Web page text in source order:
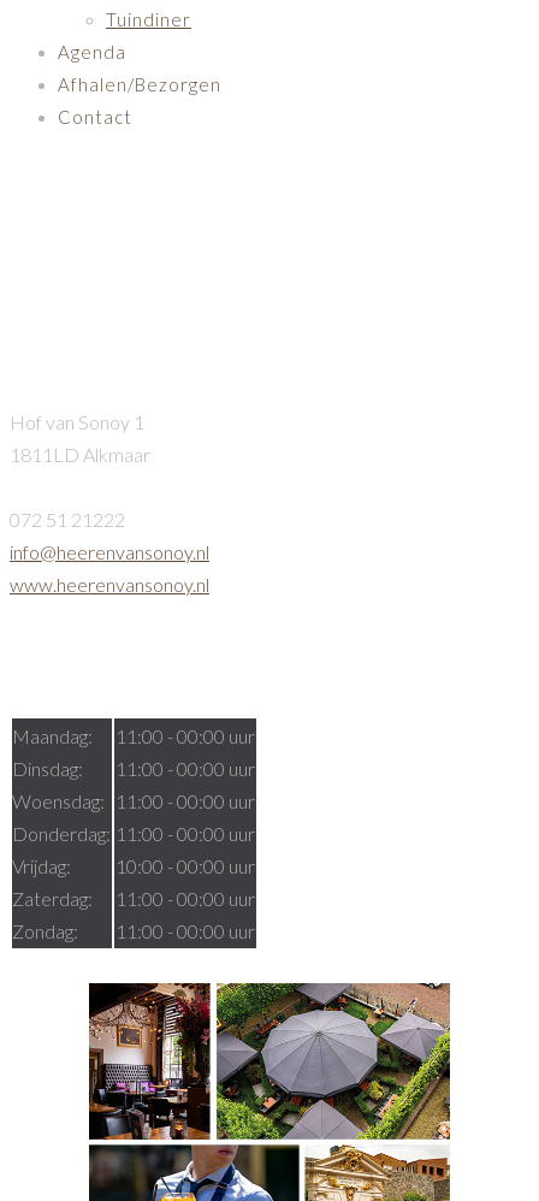
Tuindiner
Agenda
Afhalen/Bezorgen
Contact
Hof van Sonoy 1
1811LD Alkmaar
072 51 21222
info@heerenvansonoy.nl
www.heerenvansonoy.nl
Maandag:
Dinsdag:
Woensdag:
Donderdag:
Vrijdag:
Zaterdag:
Zondag:
11:00 - 00:00 uur
11:00 - 00:00 uur
11:00 - 00:00 uur
11:00 - 00:00 uur
10:00 - 00:00 uur
11:00 - 00:00 uur
11:00 - 00:00 uur